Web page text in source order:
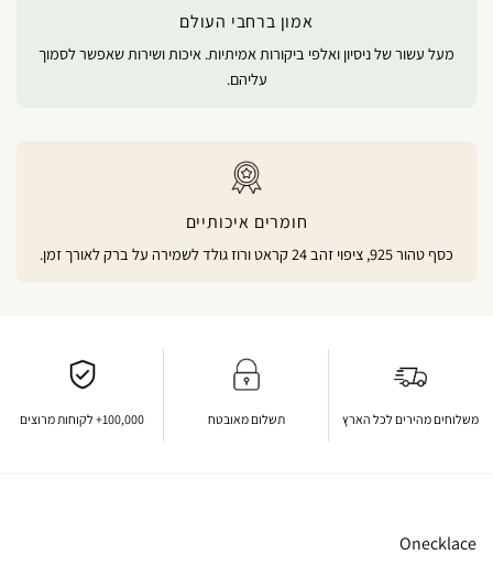
אמון ברחבי העולם
מעל עשור של ניסיון ואלפי ביקורות אמיתיות. איכות ושירות שאפשר לסמוך
עליהם.
חומרים איכותיים
כסף טהור 925, ציפוי זהב 24 קראט ורוז גולד לשמירה על ברק לאורך זמן.
משלוחים מהירים לכל הארץ תשלום מאובטח 100,000+ לקוחות מרוצים
Onecklace